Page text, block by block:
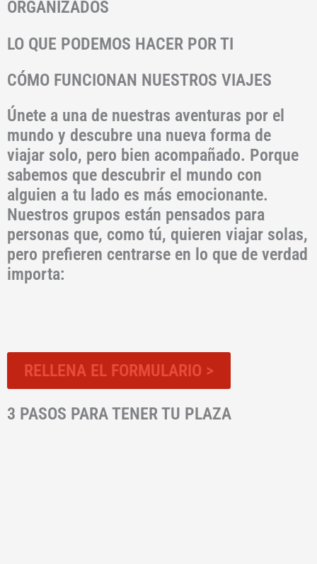
ORGANIZADOS
LO QUE PODEMOS HACER POR TI
CÓMO FUNCIONAN NUESTROS VIAJES
Únete a una de nuestras aventuras por el
mundo y descubre una nueva forma de
viajar solo, pero bien acompañado. Porque
sabemos que descubrir el mundo con
alguien a tu lado es más emocionante.
Nuestros grupos están pensados para
personas que, como tú, quieren viajar solas,
pero prefieren centrarse en lo que de verdad
importa:
RELLENA EL FORMULARIO >
3 PASOS PARA TENER TU PLAZA